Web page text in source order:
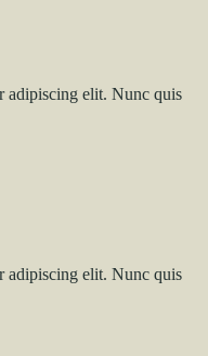
adipiscing elit. Nunc quis
adipiscing elit. Nunc quis